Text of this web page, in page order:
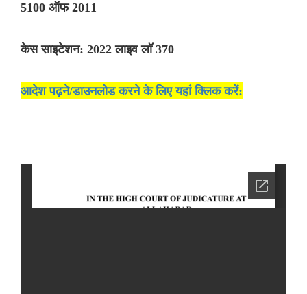
5100 ऑफ 2011
केस साइटेशन: 2022 लाइव लॉ 370
आदेश पढ़ने/डाउनलोड करने के लिए यहां क्लिक करें: